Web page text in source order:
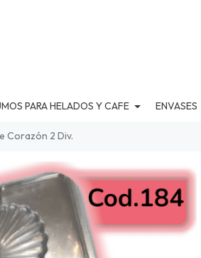
PARA HELADOS Y CAFE ENVASES
Corazón 2 Div.